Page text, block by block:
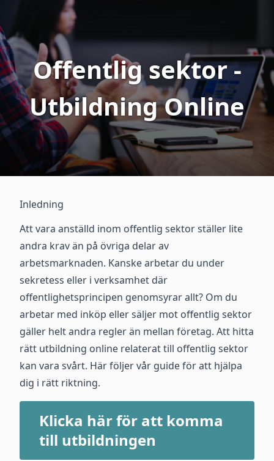
Offentlig sektor -
Utbildning Online
Inledning
Att vara anställd inom offentlig sektor ställer lite
andra krav än på övriga delar av
arbetsmarknaden. Kanske arbetar du under
sekretess eller i verksamhet där
offentlighetsprincipen genomsyrar allt? Om du
arbetar med inköp eller säljer mot offentlig sektor
gäller helt andra regler än mellan företag. Att hitta
rätt utbildning online relaterat till offentlig sektor
kan vara svårt. Här följer vår guide för att hjälpa
dig i rätt riktning.
Klicka här för att komma
till utbildningen